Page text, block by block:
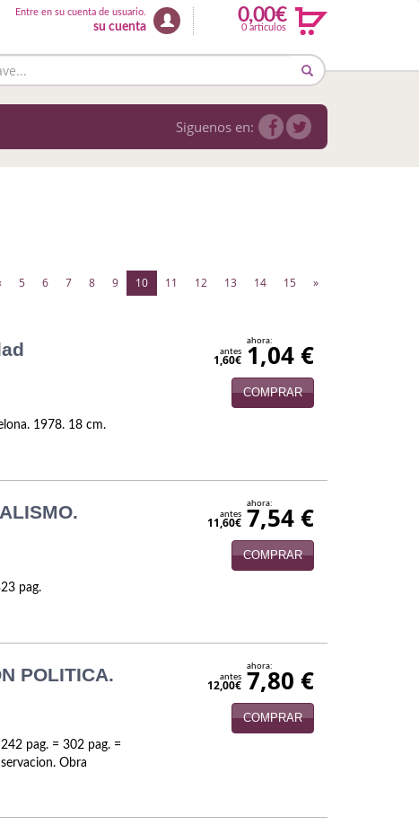
Entre en su cuenta de usuario.
su cuenta
0,00€
0 articulos
Siguenos en:
5 6 7 8 9 10(current)
11 12 13 14 15 »
1978. 18 cm.
antes
1,60€
ahora:
1,04 €
COMPRAR
pag.
antes
11,60€
ahora:
7,54 €
COMPRAR
POLITICA.
pag. = 302 pag. =
Obra
antes
12,00€
ahora:
7,80 €
COMPRAR